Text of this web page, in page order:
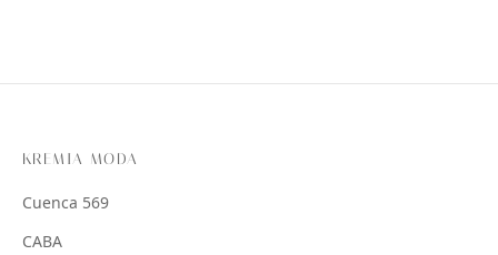
KREMIA MODA
Cuenca 569
CABA